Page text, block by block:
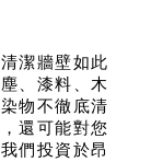
潔牆壁如此
、漆料、木
物不徹底清
還可能對您
們投資於昂